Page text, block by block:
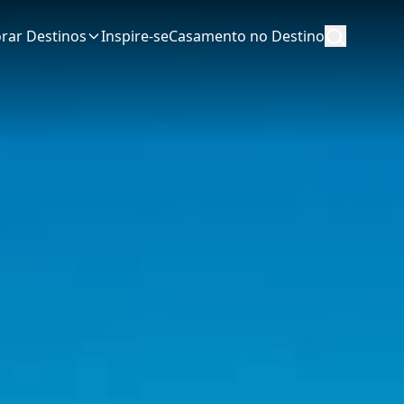
Destinos Inspire-seCasamento no Destino